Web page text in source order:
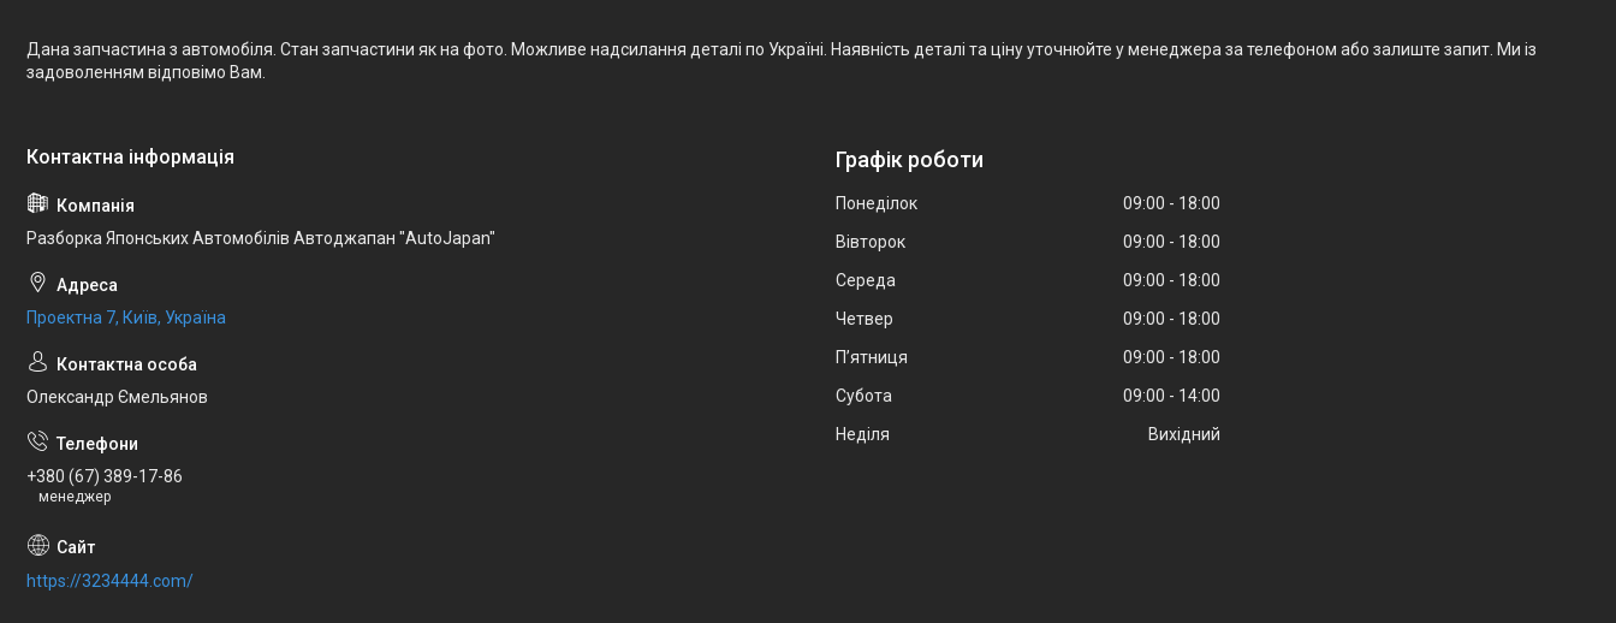
Дана запчастина з автомобіля. Стан запчастини як на фото. Можливе надсилання деталі по Україні. Наявність деталі та ціну уточнюйте у менеджера за телефоном або залиште запит. Ми із
задоволенням відповімо Вам.
Разборка Японських Автомобілів Автоджапан "AutoJapan"
Проектна 7, Київ, Україна
Олександр Ємельянов
+380 (67) 389-17-86
менеджер
https://3234444.com/
Графік роботи
Понеділок 09:00
18:00
Вівторок
09:00
18:00
Середа
09:00
18:00
Четвер
09:00
18:00
Пʼятниця
09:00
18:00
Субота
09:00
14:00
Неділя
Вихідний